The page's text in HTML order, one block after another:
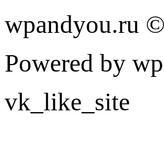
wpandyou.ru
Powered by
vk_like_site